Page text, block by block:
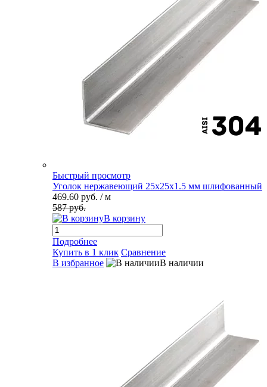
Быстрый просмотр
Уголок нержавеющий 25х25х1.5 мм шлифованный
469.60 руб. / м
587 руб.
В корзину
Подробнее
Купить в 1 клик Сравнение
В избранное
В наличии